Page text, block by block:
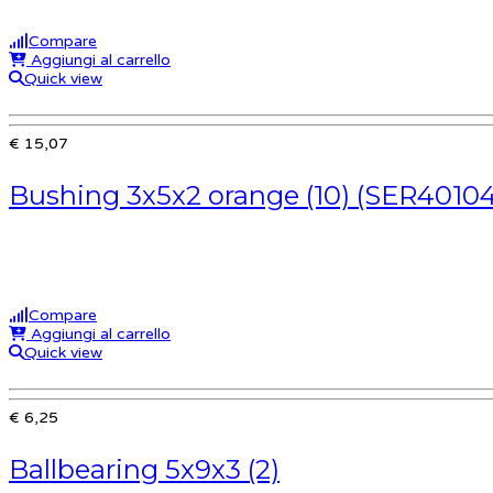
Compare
Aggiungi al carrello
Quick view
€ 15,07
Bushing 3x5x2 orange (10)
Compare
Aggiungi al carrello
Quick view
€ 6,25
Ballbearing 5x9x3 (2)